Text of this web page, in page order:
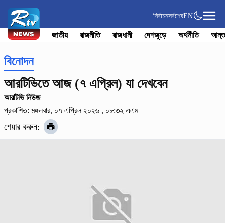
নির্বাচনসর্বশেষEN
জাতীয় রাজনীতি রাজধানী দেশজুড়ে অর্থনীতি
বিনোদন
আরটিভিতে আজ (৭ এপ্রিল) যা দেখবেন
আরটিভি নিউজ
প্রকাশিত: মঙ্গলবার, ০৭ এপ্রিল ২০২৬ , ০৮:৩২ এএম
শেয়ার করুন: